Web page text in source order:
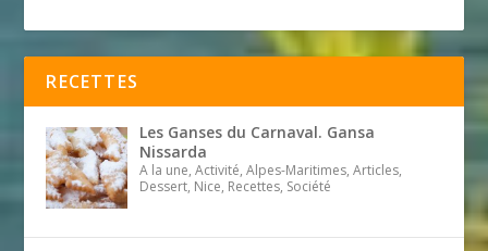
RECETTES
Les Ganses du Carnaval. Gansa
Nissarda
A la une, Activité, Alpes-Maritimes, Articles,
Dessert, Nice, Recettes, Société